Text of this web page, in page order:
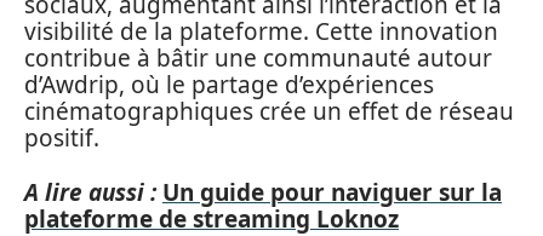
visibilité de la plateforme. Cette innovation
contribue à bâtir une communauté autour
d’Awdrip, où le partage d’expériences
cinématographiques crée un effet de réseau
positif.
A lire aussi : Un guide pour naviguer sur la
plateforme de streaming Loknoz